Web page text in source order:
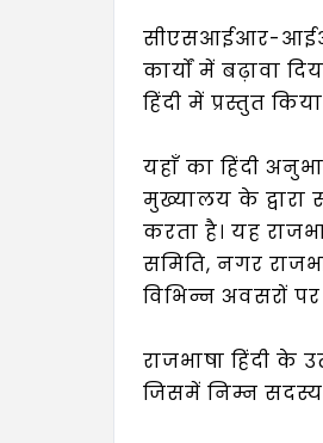
सीएसआईआर-
कार्यों में बढ़ावा
हिंदी में प्रस्तुत
यहाँ का हिंदी
मुख्यालय के द्वारा
करता है। यह
समिति, नगर
विभिन्न अवसरों
राजभाषा हिंदी के
जिसमें निम्न